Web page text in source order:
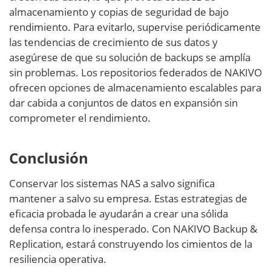
almacenamiento y copias de seguridad de bajo
rendimiento. Para evitarlo, supervise periódicamente
las tendencias de crecimiento de sus datos y
asegúrese de que su solución de backups se amplía
sin problemas. Los repositorios federados de NAKIVO
ofrecen opciones de almacenamiento escalables para
dar cabida a conjuntos de datos en expansión sin
comprometer el rendimiento.
Conclusión
Conservar los sistemas NAS a salvo significa
mantener a salvo su empresa. Estas estrategias de
eficacia probada le ayudarán a crear una sólida
defensa contra lo inesperado. Con NAKIVO Backup &
Replication, estará construyendo los cimientos de la
resiliencia operativa.